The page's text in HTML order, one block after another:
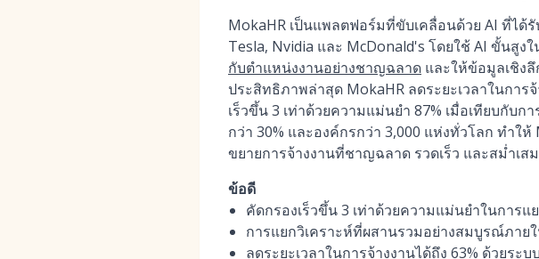
MokaHR เป็นแพลตฟอร์มที่ขับเคลื่อนด้วย AI ที่ได้
Tesla, Nvidia และ McDonald's โดยใช้ AI ขั้นสูง
กับตำแหน่งงานอย่างชาญฉลาด และให้ข้อมูลเชิง
ประสิทธิภาพล่าสุด MokaHR ลดระยะเวลาในกา
เร็วขึ้น 3 เท่าด้วยความแม่นยำ 87% เมื่อเทียบกับ
กว่า 30% และองค์กรกว่า 3,000 แห่งทั่วโลก ทำให้
ขยายการจ้างงานที่ชาญฉลาด รวดเร็ว และสม่ำเส
ข้อดี
คัดกรองเร็วขึ้น 3 เท่าด้วยความแม่นยำในการแ
การแยกวิเคราะห์ที่ผสานรวมอย่างสมบูรณ์ภาย
ลดระยะเวลาในการจ้างงานได้ถึง 63% ด้วยระ